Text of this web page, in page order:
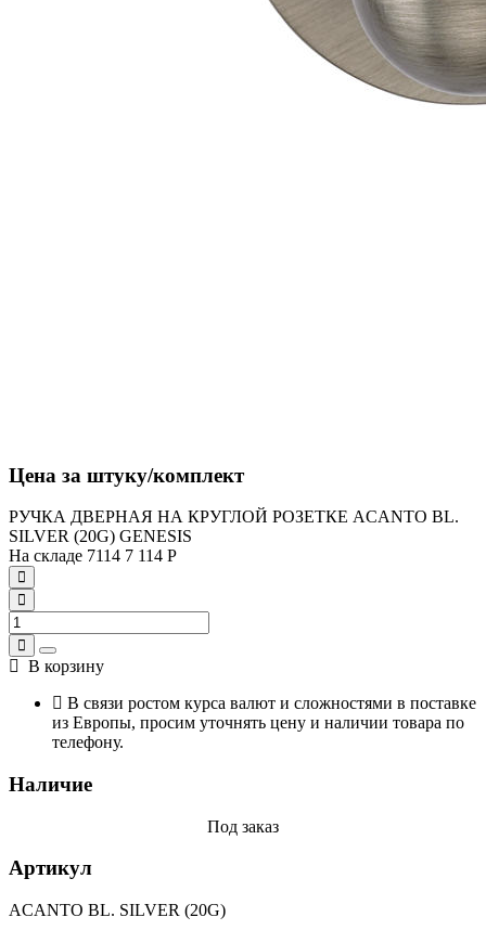
Цена за штуку/комплект
РУЧКА ДВЕРНАЯ НА КРУГЛОЙ РОЗЕТКЕ ACANTO BL.
SILVER (20G) GENESIS
На складе 7114 7 114 Р
В корзину
В связи ростом курса валют и сложностями в поставке
из Европы, просим уточнять цену и наличии товара по
телефону.
Наличие
Под заказ
Артикул
ACANTO BL. SILVER (20G)